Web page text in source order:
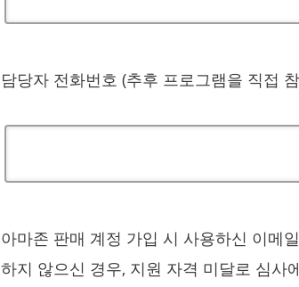
담당자 전화번호 (추후 프로그램을 직접
아마존 판매 계정 가입 시 사용하신 이메
하지 않으신 경우, 지원 자격 미달로 심사